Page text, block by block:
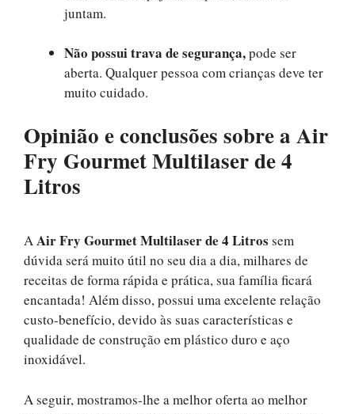
juntam.
Não possui trava de segurança,pode ser
aberta. Qualquer pessoa com crianças deve ter
muito cuidado.
Opinião e conclusões sobre a Air
Fry GourmetMultilaserde 4
Litros
AAir Fry GourmetMultilaserde 4 Litros sem
dúvida será muito útil no seu dia a dia, milhares de
receitas de forma rápida e prática, sua família ficará
encantada! Além disso, possui uma excelente relação
custo-benefício, devido às suas características e
qualidade de construção em plástico duro e aço
inoxidável.
A seguir, mostramos-lhe a melhor oferta ao melhor